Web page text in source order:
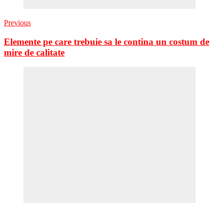
Previous
Elemente pe care trebuie sa le contina un costum de
mire de calitate